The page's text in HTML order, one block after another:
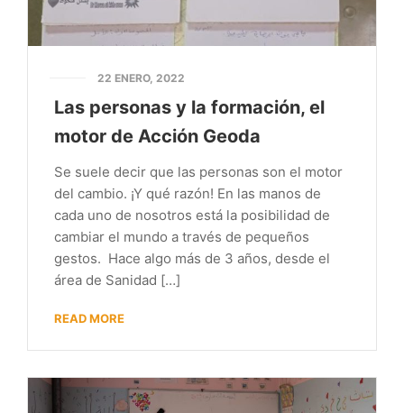
22 ENERO, 2022
Las personas y la formación, el
motor de Acción Geoda
Se suele decir que las personas son el motor
del cambio. ¡Y qué razón! En las manos de
cada uno de nosotros está la posibilidad de
cambiar el mundo a través de pequeños
gestos. Hace algo más de 3 años, desde el
área de Sanidad […]
READ MORE